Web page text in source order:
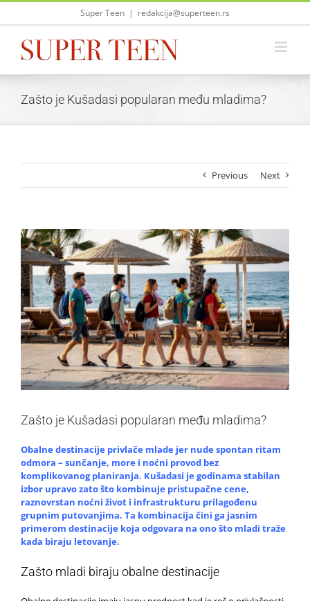
Skip
Super Teen | redakcija@superteen.rs
Zašto je Kušadasi popularan među mladima?
Previous Next
View
Larger
Image
Zašto je Kušadasi popularan među mladima?
Obalne destinacije privlače mlade jer nude spontan ritam
odmora – sunčanje, more i noćni provod bez
komplikovanog planiranja. Kušadasi je godinama stabilan
izbor upravo zato što kombinuje pristupačne cene,
raznovrstan noćni život i infrastrukturu prilagođenu
grupnim putovanjima. Ta kombinacija čini ga jasnim
primerom destinacije koja odgovara na ono što mladi traže
kada biraju letovanje.
Zašto mladi biraju obalne destinacije